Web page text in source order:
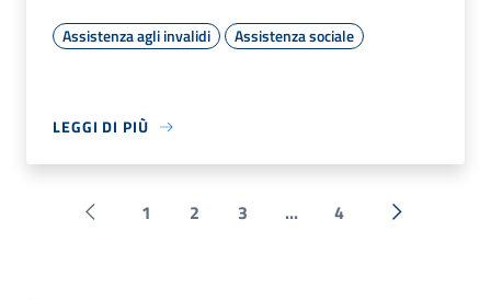
Assistenza agli invalidi Assistenza sociale
LEGGI DI PIÙ
Pagina precedente
1 2 3 ... 4 Successiva